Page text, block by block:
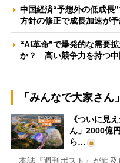
中国経済“予想外の低成
方針の修正で成長加速が
“AI革命”で爆発的な需要
か？ 高い競争力を持つ
「みんなで大家さ
《ついに見
ん」2000億
ら…
本誌『週刊ポスト』が追及